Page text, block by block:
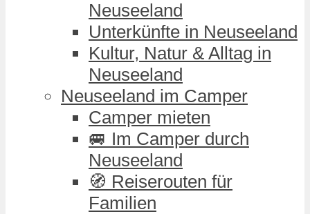
Neuseeland
Unterkünfte in Neuseeland
Kultur, Natur & Alltag in
Neuseeland
Neuseeland im Camper
Camper mieten
🚐 Im Camper durch
Neuseeland
🧭 Reiserouten für
Familien